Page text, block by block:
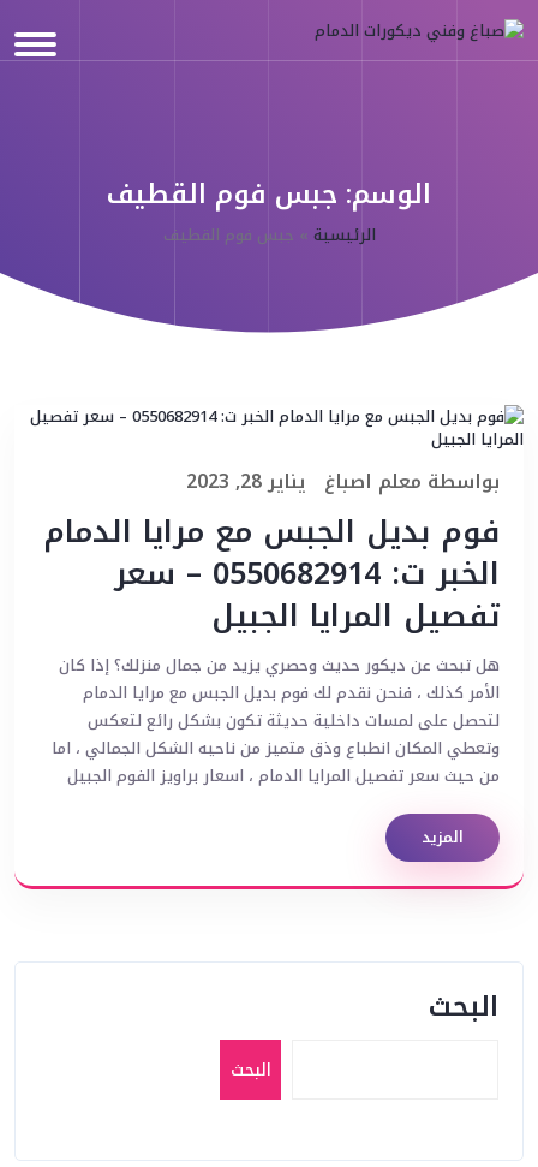
الوسم: جبس فوم القطيف
الرئيسية » جبس فوم القطيف
بواسطة معلم اصباغ يناير 28, 2023
فوم بديل الجبس مع مرايا الدمام
الخبر ت: 0550682914 – سعر
تفصيل المرايا الجبيل
هل تبحث عن ديكور حديث وحصري يزيد من جمال منزلك؟ إذا كان
الأمر كذلك ، فنحن نقدم لك فوم بديل الجبس مع مرايا الدمام
لتحصل على لمسات داخلية حديثة تكون بشكل رائع لتعكس
وتعطي المكان انطباع وذق متميز من ناحيه الشكل الجمالي ، اما
من حيث سعر تفصيل المرايا الدمام ، اسعار براويز الفوم الجبيل
المزيد
البحث
البحث